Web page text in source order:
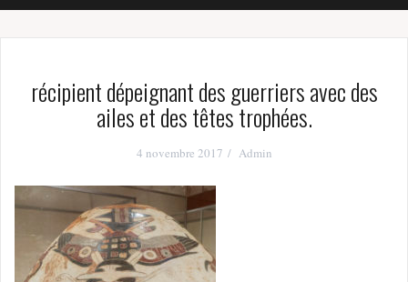
récipient dépeignant des guerriers avec des
ailes et des têtes trophées.
4 novembre 2017 Admin